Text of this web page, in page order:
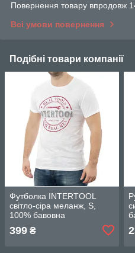
Повернення товару впродовж
Всі умови повернення
Подібні товари компанії
Футболка INTERTOOL
світло-сіра меланж, S,
100% бавовна
399 ₴